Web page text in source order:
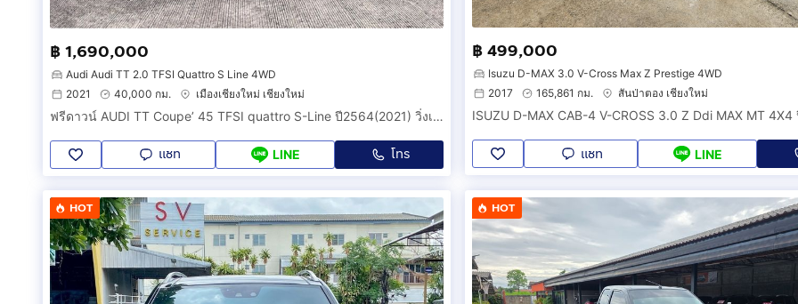
฿ 1,690,000
Audi Audi TT 2.0 TFSI Quattro S Line 4WD
2021
40,000 กม. เมืองเชียงใหม่ เชียงใหม่
ฟรีดาวน์ AUDI TT Coupe’ 45 TFSI quattro S-Line ปี2564(2021) วิ่งเพียง 40,000 km. สีฟ้า รถสวยมาก.
แชท LINE โทร
฿ 499,000
Isuzu D-MAX 3.0 V-Cross Max Z Prestige 4WD
2017
165,861 กม. สันป่าตอง เชียงใหม่
ISUZU D-MAX CAB-4 V-CROSS 3.0 Z Ddi MAX MT 4X4
แชท LINE
HOT HOT